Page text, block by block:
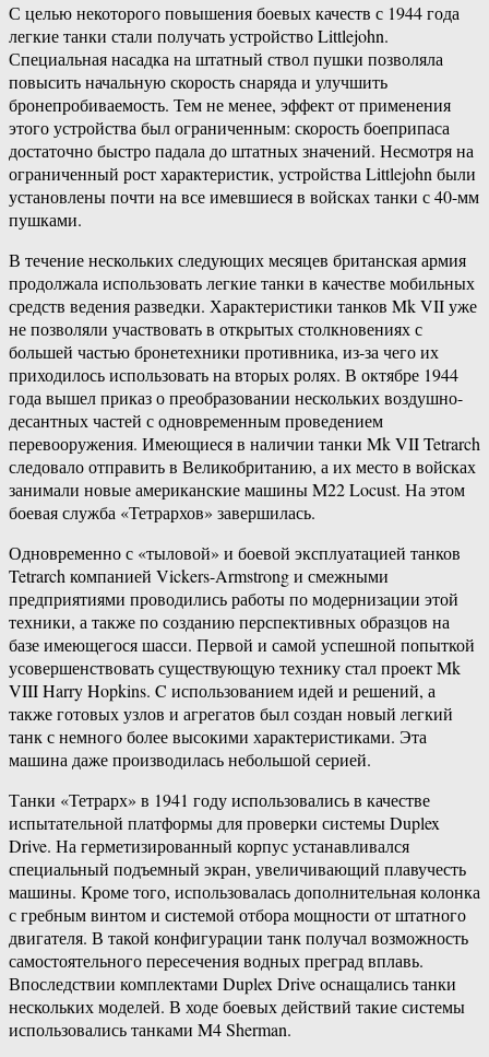
С целью некоторого повышения боевых качеств с 1944 года
легкие танки стали получать устройство Littlejohn.
Специальная насадка на штатный ствол пушки позволяла
повысить начальную скорость снаряда и улучшить
бронепробиваемость. Тем не менее, эффект от применения
этого устройства был ограниченным: скорость боеприпаса
достаточно быстро падала до штатных значений. Несмотря на
ограниченный рост характеристик, устройства Littlejohn были
установлены почти на все имевшиеся в войсках танки с 40-мм
пушками.
В течение нескольких следующих месяцев британская армия
продолжала использовать легкие танки в качестве мобильных
средств ведения разведки. Характеристики танков Mk VII уже
не позволяли участвовать в открытых столкновениях с
большей частью бронетехники противника, из-за чего их
приходилось использовать на вторых ролях. В октябре 1944
года вышел приказ о преобразовании нескольких воздушно-
десантных частей с одновременным проведением
перевооружения. Имеющиеся в наличии танки Mk VII Tetrarch
следовало отправить в Великобританию, а их место в войсках
занимали новые американские машины M22 Locust. На этом
боевая служба «Тетрархов» завершилась.
Одновременно с «тыловой» и боевой эксплуатацией танков
Tetrarch компанией Vickers-Armstrong и смежными
предприятиями проводились работы по модернизации этой
техники, а также по созданию перспективных образцов на
базе имеющегося шасси. Первой и самой успешной попыткой
усовершенствовать существующую технику стал проект Mk
VIII Harry Hopkins. C использованием идей и решений, а
также готовых узлов и агрегатов был создан новый легкий
танк с немного более высокими характеристиками. Эта
машина даже производилась небольшой серией.
Танки «Тетрарх» в 1941 году использовались в качестве
испытательной платформы для проверки системы Duplex
Drive. На герметизированный корпус устанавливался
специальный подъемный экран, увеличивающий плавучесть
машины. Кроме того, использовалась дополнительная колонка
с гребным винтом и системой отбора мощности от штатного
двигателя. В такой конфигурации танк получал возможность
самостоятельного пересечения водных преград вплавь.
Впоследствии комплектами Duplex Drive оснащались танки
нескольких моделей. В ходе боевых действий такие системы
использовались танками M4 Sherman.